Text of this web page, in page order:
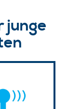
junge